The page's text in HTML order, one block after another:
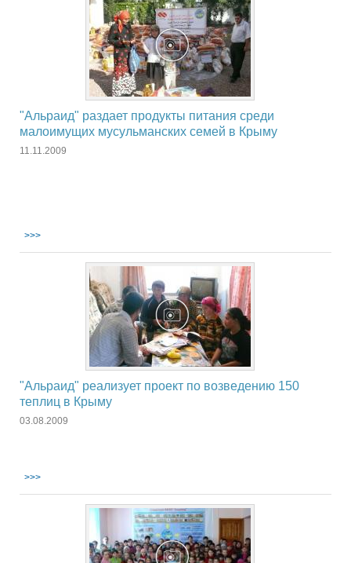
"Альраид" раздает продукты питания среди
малоимущих мусульманских семей в Крыму
11.11.2009
>>>
"Альраид" реализует проект по возведению 150
теплиц в Крыму
03.08.2009
>>>